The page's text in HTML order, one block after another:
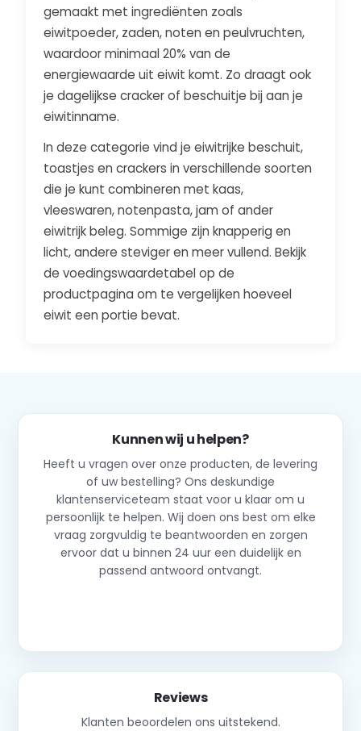
gemaakt met ingrediënten zoals
eiwitpoeder, zaden, noten en peulvruchten,
waardoor minimaal 20% van de
energiewaarde uit eiwit komt. Zo draagt ook
je dagelijkse cracker of beschuitje bij aan je
eiwitinname.
In deze categorie vind je eiwitrijke beschuit,
toastjes en crackers in verschillende soorten
die je kunt combineren met kaas,
vleeswaren, notenpasta, jam of ander
eiwitrijk beleg. Sommige zijn knapperig en
licht, andere steviger en meer vullend. Bekijk
de voedingswaardetabel op de
productpagina om te vergelijken hoeveel
eiwit een portie bevat.
Kunnen wij u helpen?
Heeft u vragen over onze producten, de levering
of uw bestelling? Ons deskundige
klantenserviceteam staat voor u klaar om u
persoonlijk te helpen. Wij doen ons best om elke
vraag zorgvuldig te beantwoorden en zorgen
ervoor dat u binnen 24 uur een duidelijk en
passend antwoord ontvangt.
Reviews
Klanten beoordelen ons uitstekend.